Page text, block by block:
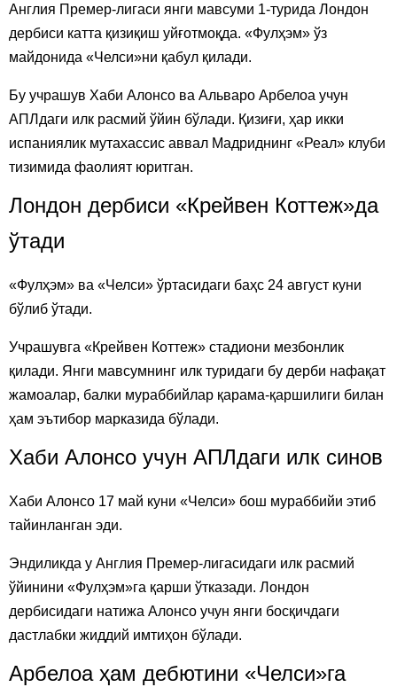
Англия Премер-лигаси янги мавсуми 1-турида Лондон
дербиси катта қизиқиш уйғотмоқда. «Фулҳэм» ўз
майдонида «Челси»ни қабул қилади.
Бу учрашув Хаби Алонсо ва Альваро Арбелоа учун
АПЛдаги илк расмий ўйин бўлади. Қизиғи, ҳар икки
испаниялик мутахассис аввал Мадриднинг «Реал» клуби
тизимида фаолият юритган.
Лондон дербиси «Крейвен Коттеж»да
ўтади
«Фулҳэм» ва «Челси» ўртасидаги баҳс 24 август куни
бўлиб ўтади.
Учрашувга «Крейвен Коттеж» стадиони мезбонлик
қилади. Янги мавсумнинг илк туридаги бу дерби нафақат
жамоалар, балки мураббийлар қарама-қаршилиги билан
ҳам эътибор марказида бўлади.
Хаби Алонсо учун АПЛдаги илк синов
Хаби Алонсо 17 май куни «Челси» бош мураббийи этиб
тайинланган эди.
Эндиликда у Англия Премер-лигасидаги илк расмий
ўйинини «Фулҳэм»га қарши ўтказади. Лондон
дербисидаги натижа Алонсо учун янги босқичдаги
дастлабки жиддий имтиҳон бўлади.
Арбелоа ҳам дебютини «Челси»га